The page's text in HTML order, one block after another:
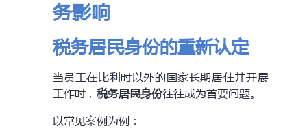
务影响
税务居民身份的重新认定
当员工在比利时以外的国家长期居住并开展
工作时， 税务居民身份往往成为首要问题。
以常见案例为例：